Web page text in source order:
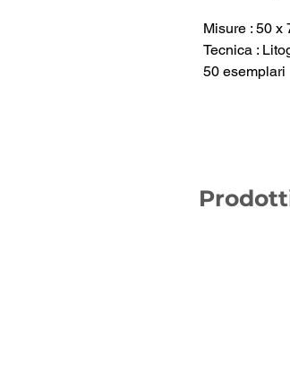
Misure : 50 x
Tecnica :
50 esemplari